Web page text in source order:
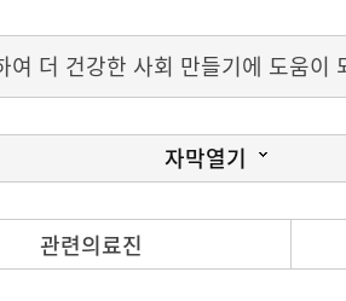
여 더 건강한 사회 만들기에 도움이
자막열기
니다.
서울아산병원 의료진이 정확하고
관련의료진